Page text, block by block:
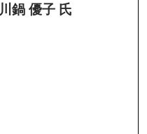
川鍋 優子 氏